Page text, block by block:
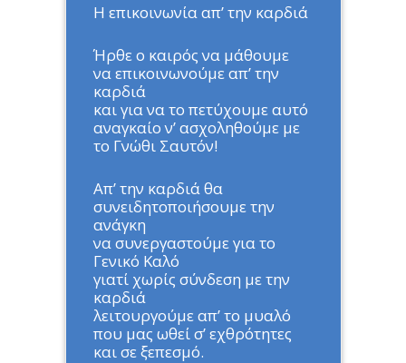
Η επικοινωνία απ’ την καρδιά
Ήρθε ο καιρός να μάθουμε
να επικοινωνούμε απ’ την
καρδιά
και για να το πετύχουμε αυτό
αναγκαίο ν’ ασχοληθούμε με
το Γνώθι Σαυτόν!
Απ’ την καρδιά θα
συνειδητοποιήσουμε την
ανάγκη
να συνεργαστούμε για το
Γενικό Καλό
γιατί χωρίς σύνδεση με την
καρδιά
λειτουργούμε απ’ το μυαλό
που μας ωθεί σ’ εχθρότητες
και σε ξεπεσμό.